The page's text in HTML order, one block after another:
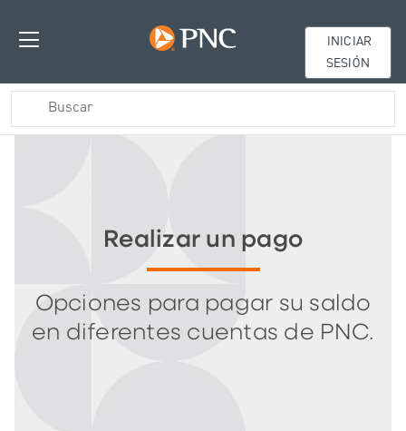
SESIÓN
Realizar un pago
Opciones para pagar su saldo
en diferentes cuentas de PNC.